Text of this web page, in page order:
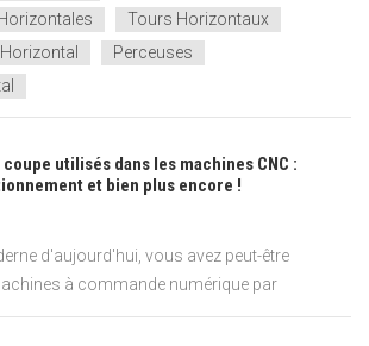
Tours Horizontaux
Perceuses
utilisés dans les machines CNC :
et bien plus encore !
d'aujourd'hui, vous avez peut-être
à commande numérique par
l'industrie manufacturière. Ils
une grande variété de machines